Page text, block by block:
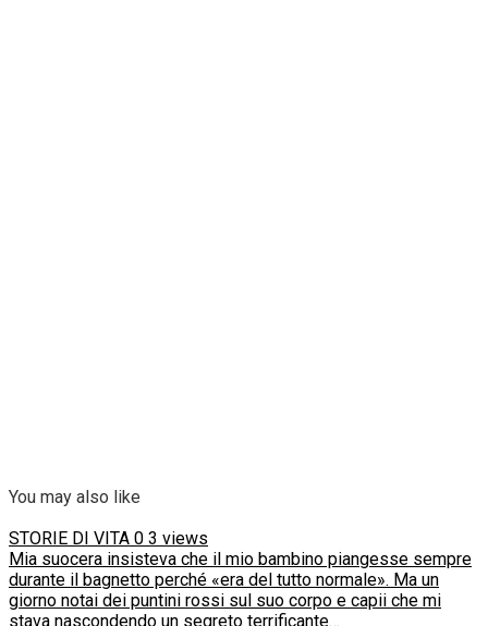
You may also like
STORIE DI VITA 0 3 views
Mia suocera insisteva che il mio bambino piangesse sempre
durante il bagnetto perché «era del tutto normale». Ma un
giorno notai dei puntini rossi sul suo corpo e capii che mi
stava nascondendo un segreto terrificante…